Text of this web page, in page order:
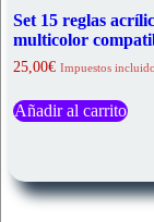
Set 15 reglas
multicolor
25,00€ Impuestos
Añadir al carrito